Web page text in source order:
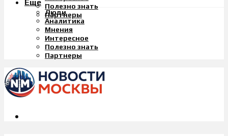
Полезно знать
Партнеры
Еще
Люди
Аналитика
Мнения
Интересное
Полезно знать
Партнеры